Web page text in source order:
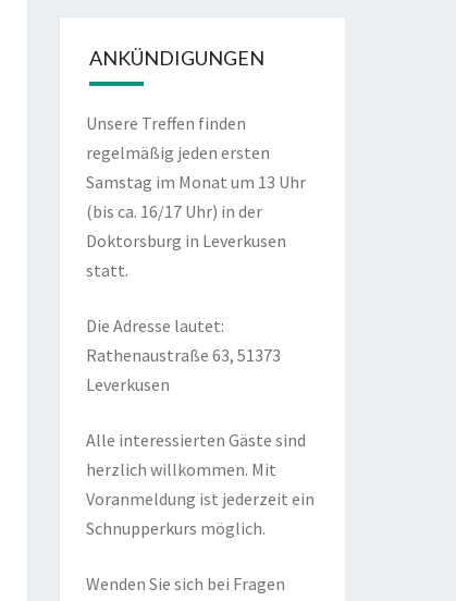
ANKÜNDIGUNGEN
Unsere Treffen finden
regelmäßig jeden ersten
Samstag im Monat um 13 Uhr
(bis ca. 16/17 Uhr) in der
Doktorsburg in Leverkusen
statt.
Die Adresse lautet:
Rathenaustraße 63, 51373
Leverkusen
Alle interessierten Gäste sind
herzlich willkommen. Mit
Voranmeldung ist jederzeit ein
Schnupperkurs möglich.
Wenden Sie sich bei Fragen